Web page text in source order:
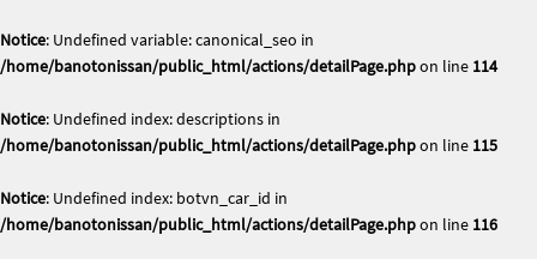
Notice: Undefined variable: canonical_seo in
/home/banotonissan/public_html/actions/detailPage.phpon line 114
Notice: Undefined index: descriptions in
/home/banotonissan/public_html/actions/detailPage.phpon line 115
Notice: Undefined index: botvn_car_id in
/home/banotonissan/public_html/actions/detailPage.phpon line 116